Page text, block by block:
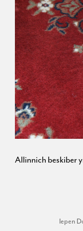
Allinnich beskiber
Iepen